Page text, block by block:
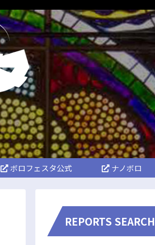
ボロフェスタ公式 ナノボロ
REPORTS SEARCH